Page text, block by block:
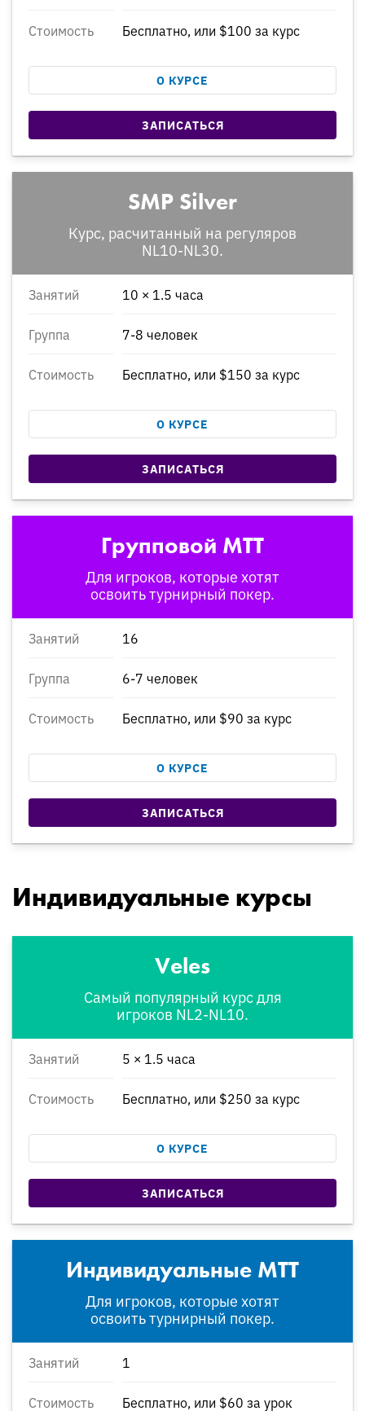
Стоимость Бесплатно, или $100 за курс
О КУРСЕ
ЗАПИСАТЬСЯ
SMP Silver
Курс, расчитанный на регуляров
NL10-NL30.
Занятий 10 × 1.5 часа
Группа 7-8 человек
Стоимость Бесплатно, или $150 за курс
О КУРСЕ
ЗАПИСАТЬСЯ
Групповой MTT
Для игроков, которые хотят
освоить турнирный покер.
Занятий 16
Группа 6-7 человек
Стоимость Бесплатно, или $90 за курс
О КУРСЕ
ЗАПИСАТЬСЯ
Индивидуальные курсы
Veles
Самый популярный курс для
игроков NL2-NL10.
Занятий 5 × 1.5 часа
Стоимость Бесплатно, или $250 за курс
О КУРСЕ
ЗАПИСАТЬСЯ
Индивидуальные MTT
Для игроков, которые хотят
освоить турнирный покер.
Занятий 1
Стоимость Бесплатно, или $60 за урок